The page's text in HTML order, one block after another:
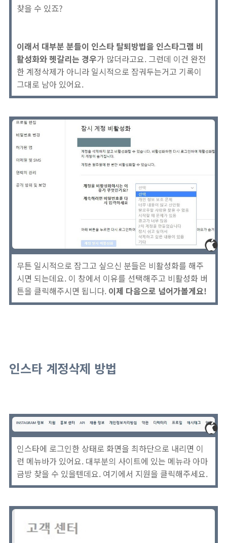
찾을 수 있죠?
이래서 대부분 분들이 인스타 탈퇴방법을 인스타그램 비
활성화와 헷갈리는 경우가 많더라고요. 그런데 이건 완전
한 계정삭제가 아니라 일시적으로 잠궈두는거고 기록이
그대로 남아 있어요.
무튼 일시적으로 잠그고 싶으신 분들은 비활성화를 해주
시면 되는데요. 이 창에서 이유를 선택해주고 비활성화 버
튼을 클릭해주시면 됩니다. 이제 다음으로 넘어가볼게요!
인스타 계정삭제 방법
인스타에 로그인한 상태로 화면을 최하단으로 내리면 이
런 메뉴바가 있어요. 대부분의 사이트에 있는 메뉴라 아마
금방 찾을 수 있을텐데요. 여기에서 지원을 클릭해주세요.